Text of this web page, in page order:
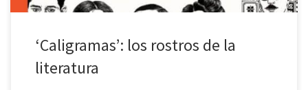
‘Caligramas’: los rostros de la
literatura